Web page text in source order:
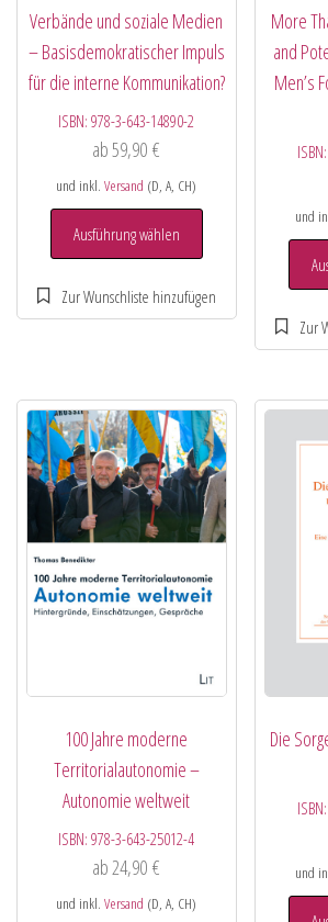
Verbände und soziale Medien
– Basisdemokratischer Impuls
für die interne Kommunikation?
ISBN:978-3-643-14890-2
ab 59,90€
und inkl.Versand (D, A, CH)
Ausführung wählen
More
and
Men’s
ISBN:
und
100 Jahre moderne
Territorialautonomie –
Autonomie weltweit
ISBN:978-3-643-25012-4
ab24,90€
und inkl.Versand (D, A, CH)
Die
ISBN:
und